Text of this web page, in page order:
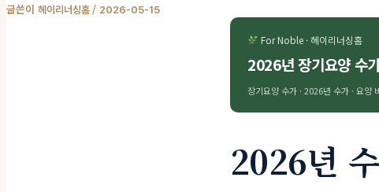
글쓴이 헤이리너싱홈 / 2026-05-15
For Noble · 헤이리너싱홈
2026년 장기요양 수
장기요양 수가 · 2026년 수가 · 요양
2026년